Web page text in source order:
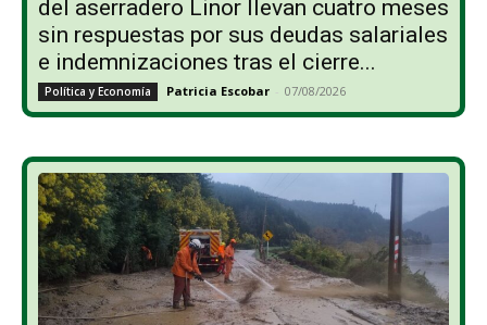
del aserradero Linor llevan cuatro meses
sin respuestas por sus deudas salariales
e indemnizaciones tras el cierre...
Política y Economía Patricia Escobar - 07/08/2026